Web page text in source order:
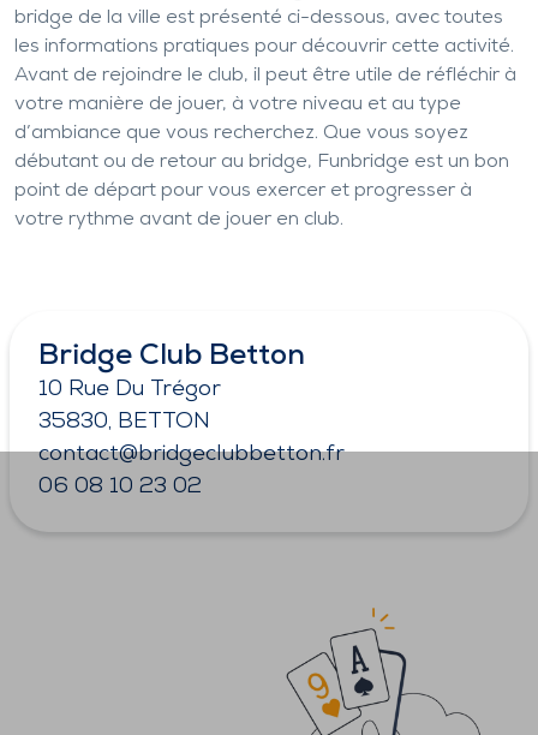
bridge de la ville est présenté ci-dessous, avec toutes
les informations pratiques pour découvrir cette activité.
Avant de rejoindre le club, il peut être utile de réfléchir à
votre manière de jouer, à votre niveau et au type
d’ambiance que vous recherchez. Que vous soyez
débutant ou de retour au bridge, Funbridge est un bon
point de départ pour vous exercer et progresser à
votre rythme avant de jouer en club.
Bridge Club Betton
10 Rue Du Trégor
35830, BETTON
contact@bridgeclubbetton.fr
06 08 10 23 02